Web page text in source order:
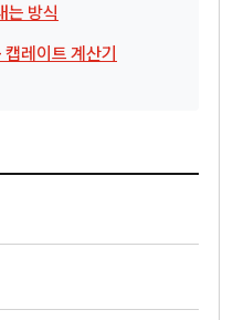
는 방식
레이트 계산기